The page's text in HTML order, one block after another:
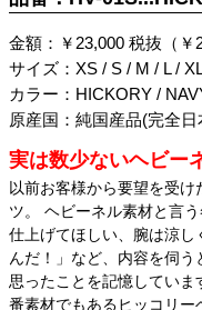
金額：￥23,000 税抜（￥
サイズ：XS / S / M / L /
カラー：HICKORY /
原産国：純国産品(完全日
実は数少ないヘビー
以前お客様から要望を受
ツ。 ヘビーネル素材と言
仕上げてほしい、腕は涼
んだ！」など、内容を伺う
思ったことを記憶していま
番素材でもあるヒッコリー